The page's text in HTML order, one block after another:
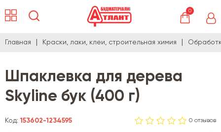
0
Главная Краски, лаки, клеи, строительная химия
Шпаклевка для дерева
Skyline бук (400 г)
Код:153602-1234595 0 отзывов